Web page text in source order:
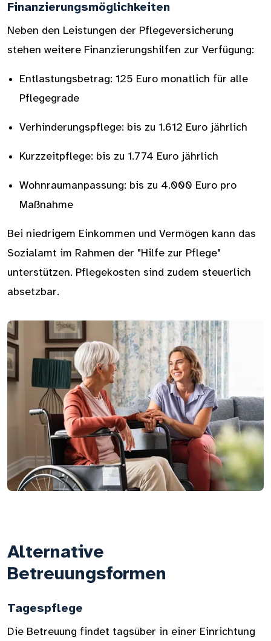
Finanzierungsmöglichkeiten
Neben den Leistungen der Pflegeversicherung
stehen weitere Finanzierungshilfen zur Verfügung:
Entlastungsbetrag: 125 Euro monatlich für alle
Pflegegrade
Verhinderungspflege: bis zu 1.612 Euro jährlich
Kurzzeitpflege: bis zu 1.774 Euro jährlich
Wohnraumanpassung: bis zu 4.000 Euro pro
Maßnahme
Bei niedrigem Einkommen und Vermögen kann das
Sozialamt im Rahmen der "Hilfe zur Pflege"
unterstützen. Pflegekosten sind zudem steuerlich
absetzbar.
Alternative
Betreuungsformen
Tagespflege
Die Betreuung findet tagsüber in einer Einrichtung